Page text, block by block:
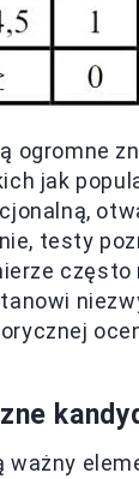
ogromne
jak
testy
często
ważny